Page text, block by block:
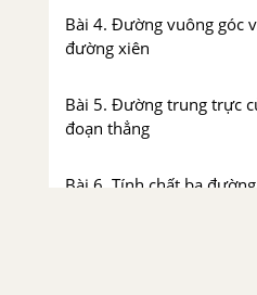
Bài 4. Đường vuông góc
đường xiên
Bài 5. Đường trung trực
đoạn thẳng
Bài 6. Tính chất ba